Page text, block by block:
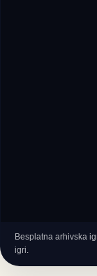
Besplatna arhivska
igri.